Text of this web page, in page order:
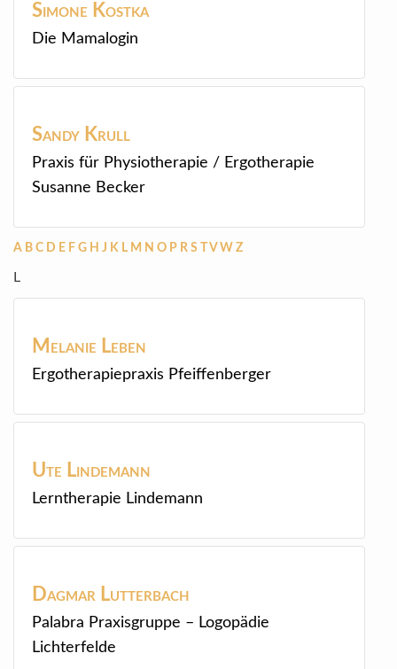
Simone Kostka
Die Mamalogin
Sandy Krull
Praxis für Physiotherapie / Ergotherapie
Susanne Becker
A B C D E F G H J K L M N O P R S V W Z
L
Melanie Leben
Ergotherapiepraxis Pfeiffenberger
Ute Lindemann
Lerntherapie Lindemann
Dagmar Lutterbach
Palabra Praxisgruppe – Logopädie
Lichterfelde